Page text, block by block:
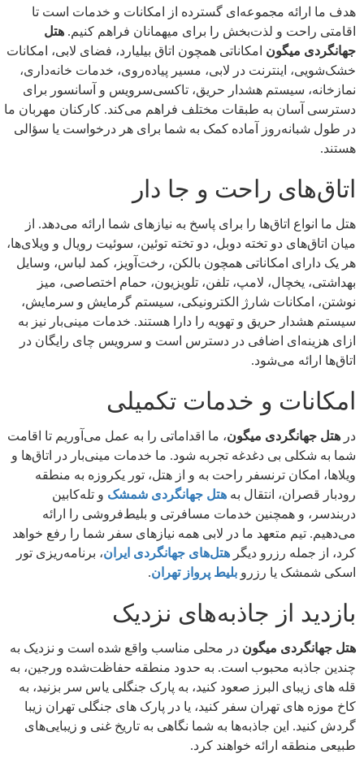
هدف ما ارائه مجموعه‌ای گسترده از امکانات و خدمات است تا
اقامتی راحت و لذت‌بخش را برای میهمانان فراهم کنیم. هتل
جهانگردی میگون امکاناتی همچون اتاق بیلیارد، فضای لابی، امکانات
خشک‌شویی، اینترنت در لابی، مسیر پیاده‌روی، خدمات خانه‌داری،
نمازخانه، سیستم هشدار حریق، تاکسی‌سرویس و آسانسور برای
دسترسی آسان به طبقات مختلف فراهم می‌کند. کارکنان مهربان ما
در طول شبانه‌روز آماده کمک به شما برای هر درخواست یا سؤالی
هستند.
اتاق‌های راحت و جا دار
هتل ما انواع اتاق‌ها را برای پاسخ به نیازهای شما ارائه می‌دهد. از
میان اتاق‌های دو تخته دوبل، دو تخته توئین، سوئیت رویال و ویلای‌ها،
هر یک دارای امکاناتی همچون بالکن، رخت‌آویز، کمد لباس، وسایل
بهداشتی، یخچال، لامپ، تلفن، تلویزیون، حمام اختصاصی، میز
نوشتن، امکانات شارژ الکترونیکی، سیستم گرمایش و سرمایش،
سیستم هشدار حریق و تهویه را دارا هستند. خدمات مینی‌بار نیز به
ازای هزینه‌ای اضافی در دسترس است و سرویس چای رایگان در
اتاق‌ها ارائه می‌شود.
امکانات و خدمات تکمیلی
در هتل جهانگردی میگون، ما اقداماتی را به عمل می‌آوریم تا اقامت
شما به شکلی بی دغدغه تجربه شود. ما خدمات مینی‌بار در اتاق‌ها و
ویلاها، امکان ترنسفر راحت به و از هتل، تور یکروزه به منطقه
رودبار قصران، انتقال به هتل جهانگردی شمشک و تله‌کابین
دربندسر، و همچنین خدمات مسافرتی و بلیط‌فروشی را ارائه
می‌دهیم. تیم متعهد ما در لابی همه نیازهای سفر شما را رفع خواهد
کرد، از جمله رزرو دیگر هتل‌های جهانگردی ایران، برنامه‌ریزی تور
اسکی شمشک یا رزرو بلیط پرواز تهران.
بازدید از جاذبه‌های نزدیک
هتل جهانگردی میگون در محلی مناسب واقع شده است و نزدیک به
چندین جاذبه محبوب است. به حدود منطقه حفاظت‌شده ورجین، به
قله های زیبای البرز صعود کنید، به پارک جنگلی یاس سر بزنید، به
کاخ موزه های تهران سفر کنید، یا در پارک های جنگلی تهران زیبا
گردش کنید. این جاذبه‌ها به شما نگاهی به تاریخ غنی و زیبایی‌های
طبیعی منطقه ارائه خواهند کرد.